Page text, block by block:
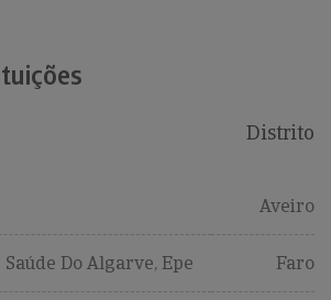
Distrito
Aveiro
Do Algarve, Epe Faro